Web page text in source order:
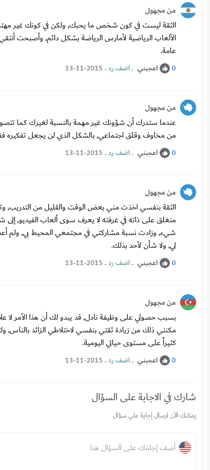
من مجهول
الثقة ليست في كون شخص ما يحبك, ولكن في كونك غير
الألعاب الرياضية لأمارس الرياضة بشكل دائم, وأصبحت
عامة.
0 اعجبني .اضف رد.
13-11-2015
من مجهول
عندما ستدرك أن شؤونك غير مهمة بالنسبة لغيرك كما
من مخاوف وقلق اجتماعي, بالشكل الذي لن يجعل تفكيره
0 اعجبني .اضف رد.
13-11-2015
من مجهول
الثقة بنفسي اخذت مني بعض الوقت والقليل من
منغلق على ذاته في غرفته لا يعرف سوى ألعاب الفيديو,
شيء, وزادت نسبة مشاركتي في مجتمعي المحيط بي, ولم
لي, ولا شأن لأحد بذلك.
0 اعجبني .اضف رد.
13-11-2015
من مجهول
بسبب حصولي على وظيفة نادل, قد يبدو لك أن هذا الأمر لا
مكنني ذلك من زيادة ثقتي بنفسي لاختلاطي الزائد بالناس,
كثيراً على مستوى حياتي اليومية.
0 اعجبني .اضف رد.
13-11-2015
شارك في الاجابة على السؤال
يمكنك الآن ارسال إجابة علي سؤال
أضف إجابتك على السؤال هنا